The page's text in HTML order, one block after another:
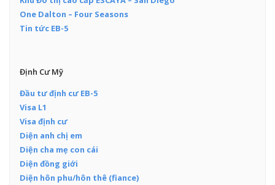
One Dalton – Four Seasons
Tin tức EB-5
Định Cư Mỹ
Đầu tư định cư EB-5
Visa L1
Visa định cư
Diện anh chị em
Diện cha mẹ con cái
Diện đồng giới
Diện hôn phu/hôn thê (fiance)